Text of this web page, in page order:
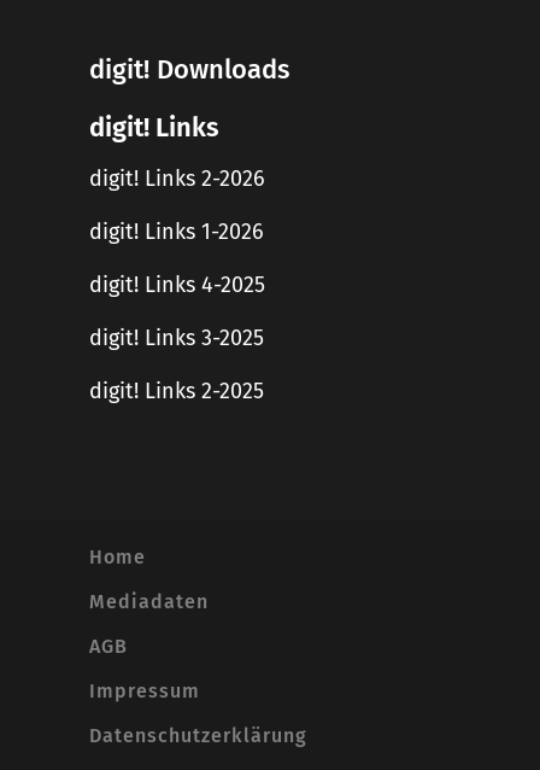
digit! Downloads
digit! Links
digit! Links 2-2026
digit! Links 1-2026
digit! Links 4-2025
digit! Links 3-2025
digit! Links 2-2025
Home
Mediadaten
AGB
Impressum
Datenschutzerklärung